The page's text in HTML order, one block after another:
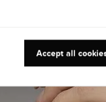
Accept all